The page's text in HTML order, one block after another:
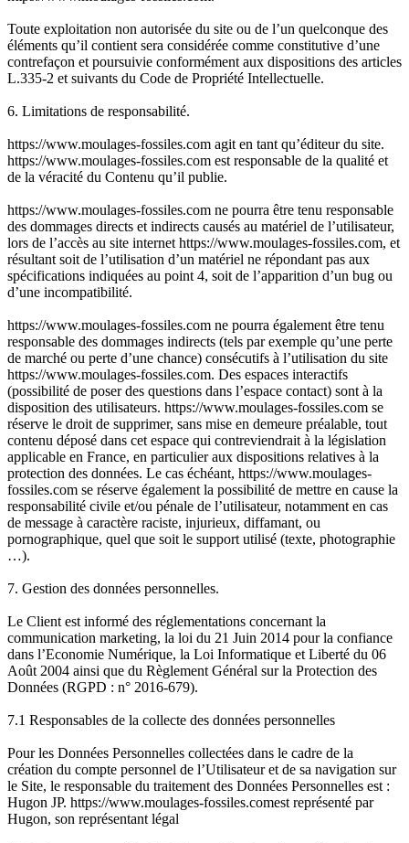
Toute exploitation non autorisée du site ou de l’un quelconque des
éléments qu’il contient sera considérée comme constitutive d’une
contrefaçon et poursuivie conformément aux dispositions des articles
L.335-2 et suivants du Code de Propriété Intellectuelle.
6. Limitations de responsabilité.
https://www.moulages-fossiles.com agit en tant qu’éditeur du site.
https://www.moulages-fossiles.com est responsable de la qualité et
de la véracité du Contenu qu’il publie.
https://www.moulages-fossiles.com ne pourra être tenu responsable
des dommages directs et indirects causés au matériel de l’utilisateur,
lors de l’accès au site internet https://www.moulages-fossiles.com, et
résultant soit de l’utilisation d’un matériel ne répondant pas aux
spécifications indiquées au point 4, soit de l’apparition d’un bug ou
d’une incompatibilité.
https://www.moulages-fossiles.com ne pourra également être tenu
responsable des dommages indirects (tels par exemple qu’une perte
de marché ou perte d’une chance) consécutifs à l’utilisation du site
https://www.moulages-fossiles.com. Des espaces interactifs
(possibilité de poser des questions dans l’espace contact) sont à la
disposition des utilisateurs. https://www.moulages-fossiles.com se
réserve le droit de supprimer, sans mise en demeure préalable, tout
contenu déposé dans cet espace qui contreviendrait à la législation
applicable en France, en particulier aux dispositions relatives à la
protection des données. Le cas échéant, https://www.moulages-
fossiles.com se réserve également la possibilité de mettre en cause la
responsabilité civile et/ou pénale de l’utilisateur, notamment en cas
de message à caractère raciste, injurieux, diffamant, ou
pornographique, quel que soit le support utilisé (texte, photographie
…).
7. Gestion des données personnelles.
Le Client est informé des réglementations concernant la
communication marketing, la loi du 21 Juin 2014 pour la confiance
dans l’Economie Numérique, la Loi Informatique et Liberté du 06
Août 2004 ainsi que du Règlement Général sur la Protection des
Données (RGPD : n° 2016-679).
7.1 Responsables de la collecte des données personnelles
Pour les Données Personnelles collectées dans le cadre de la
création du compte personnel de l’Utilisateur et de sa navigation sur
le Site, le responsable du traitement des Données Personnelles est :
Hugon JP. https://www.moulages-fossiles.comest représenté par
Hugon, son représentant légal